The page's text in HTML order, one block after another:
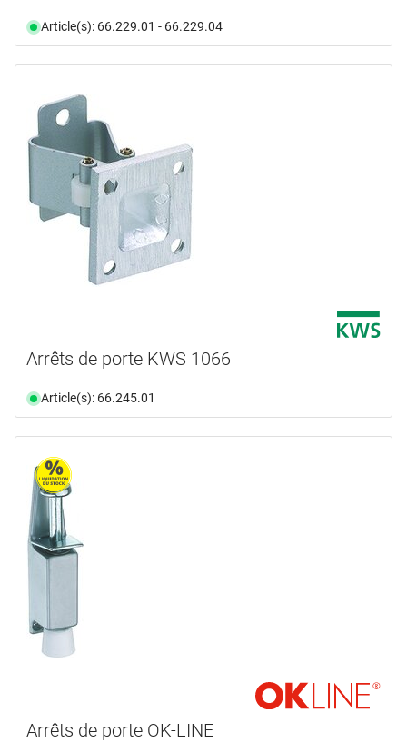
Article(s): 66.229.01 - 66.229.04
Arrêts de porte KWS 1066
Article(s): 66.245.01
Arrêts de porte OK-LINE